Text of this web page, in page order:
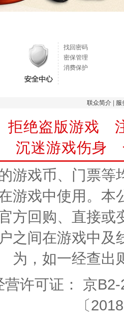
找回密码
密保管理
消费保护
联众简介| 服
拒绝盗版游戏
沉迷游戏伤身
游戏币、门票等
游戏中使用。
方回购、直接或
之间在游戏中及
为，如一经查出
许可证： 京
〔